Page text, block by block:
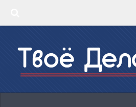
‣ КБК 2019